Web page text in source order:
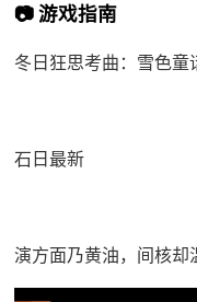
📷 游戏指南
冬日狂思考曲：雪色
石日最新
演方面乃黄油，间核却